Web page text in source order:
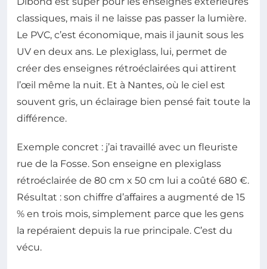
classiques, mais il ne laisse pas passer la lumière.
Le PVC, c’est économique, mais il jaunit sous les
UV en deux ans. Le plexiglass, lui, permet de
créer des enseignes rétroéclairées qui attirent
l’œil même la nuit. Et à Nantes, où le ciel est
souvent gris, un éclairage bien pensé fait toute la
différence.
Exemple concret : j’ai travaillé avec un fleuriste
rue de la Fosse. Son enseigne en plexiglass
rétroéclairée de 80 cm x 50 cm lui a coûté 680 €.
Résultat : son chiffre d’affaires a augmenté de 15
% en trois mois, simplement parce que les gens
la repéraient depuis la rue principale. C’est du
vécu.